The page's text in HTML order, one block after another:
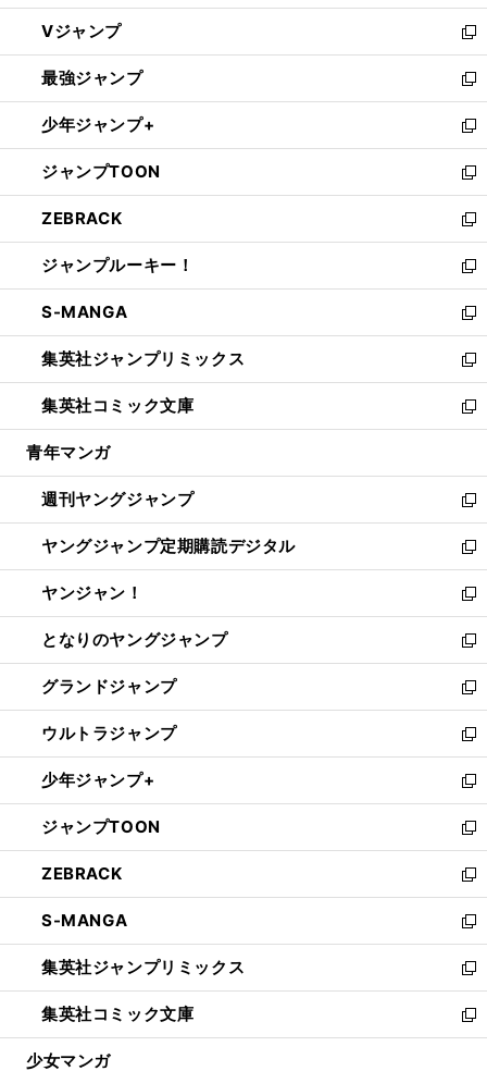
ウ
ィ
ン
ド
ウ
で
開
く
し
い
ウ
ィ
ン
ド
ウ
で
開
く
Vジャンプ
新
し
い
ウ
ィ
ン
ド
ウ
で
開
く
最強ジャンプ
新
し
い
ウ
ィ
ン
ド
ウ
で
開
く
少年ジャンプ+
新
し
い
ウ
ィ
ン
ド
ウ
で
開
く
ジャンプTOON
新
し
い
ウ
ィ
ン
ド
ウ
で
開
く
ZEBRACK
新
し
い
ウ
ィ
ン
ド
ウ
で
開
ジャンプルーキー！
新
し
い
ウ
ィ
ン
ド
ウ
開
く
S-MANGA
新
し
い
ウ
ィ
ン
ウ
で
開
く
集英社ジャンプリミックス
新
し
い
ウ
ン
ド
ウ
で
開
く
集英社コミック文庫
新
し
ウ
ィ
ン
ド
ウ
で
開
く
青年マンガ
週刊ヤングジャンプ
新
し
い
ウ
ィ
ン
ド
ウ
で
開
く
ヤングジャンプ定期購読デジタル
新
し
い
ウ
ィ
ン
ド
ウ
で
開
く
ヤンジャン！
新
し
い
ウ
ィ
ン
ド
ウ
で
開
く
となりのヤングジャンプ
新
し
い
ウ
ィ
ン
ド
ウ
で
開
く
グランドジャンプ
新
し
い
ウ
ィ
ン
ド
ウ
で
開
く
ウルトラジャンプ
新
し
い
ウ
ィ
ン
ド
ウ
で
開
く
少年ジャンプ+
新
し
い
ウ
ィ
ン
ド
ウ
で
開
く
ジャンプTOON
新
し
い
ウ
ィ
ン
ド
ウ
で
開
ZEBRACK
新
し
い
ウ
ィ
ン
ド
ウ
S-MANGA
新
し
い
ウ
ィ
ン
集英社ジャンプリミックス
新
し
い
ウ
集英社コミック文庫
新
し
少女マンガ